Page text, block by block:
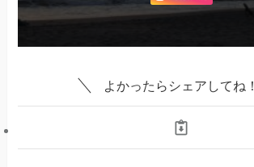
よかったらシェアしてね！